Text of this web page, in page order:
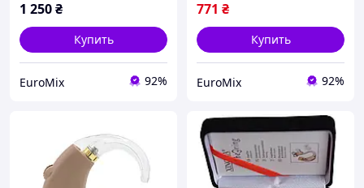
1 250₴
Купить
EuroMix 92%
771 ₴
Купить
EuroMix 92%